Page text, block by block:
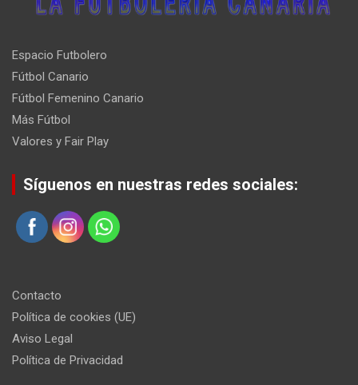
Espacio Futbolero
Fútbol Canario
Fútbol Femenino Canario
Más Fútbol
Valores y Fair Play
Síguenos en nuestras redes sociales:
Contacto
Política de cookies (UE)
Aviso Legal
Política de Privacidad